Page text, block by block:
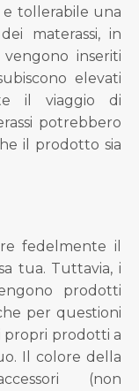
tollerabile una
materassi, in
inseriti
elevati
il viaggio di
potrebbero
il prodotto sia
fedelmente il
tua. Tuttavia, i
prodotti
per questioni
propri prodotti a
Il colore della
(non